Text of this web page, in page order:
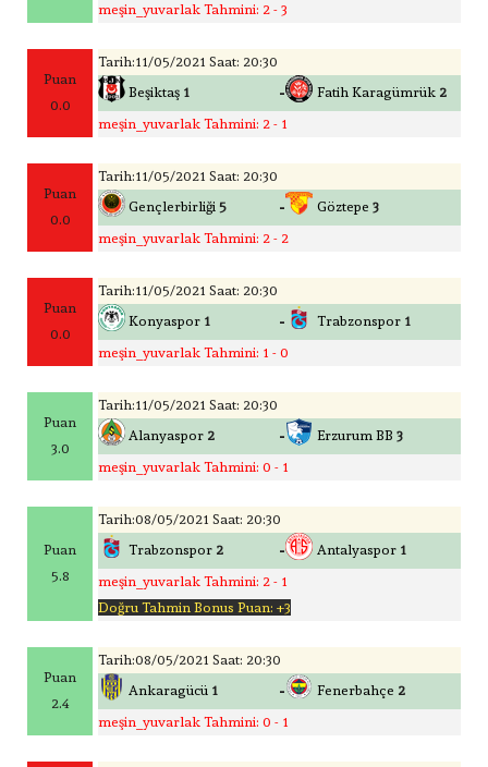
meşin_yuvarlak Tahmini: 2 - 3
Puan
0.0
Tarih:11/05/2021 Saat: 20:30
Beşiktaş 1 - Fatih Karagümrük 2
meşin_yuvarlak Tahmini: 2 - 1
Puan
0.0
Tarih:11/05/2021 Saat: 20:30
Gençlerbirliği 5 - Göztepe 3
meşin_yuvarlak Tahmini: 2 - 2
Puan
0.0
Tarih:11/05/2021 Saat: 20:30
Konyaspor 1 - Trabzonspor 1
meşin_yuvarlak Tahmini: 1 - 0
Puan
3.0
Tarih:11/05/2021 Saat: 20:30
Alanyaspor 2 - Erzurum BB 3
meşin_yuvarlak Tahmini: 0 - 1
Puan
5.8
Tarih:08/05/2021 Saat: 20:30
Trabzonspor 2 - Antalyaspor 1
meşin_yuvarlak Tahmini: 2 - 1
Doğru Tahmin Bonus Puan: +3
Puan
2.4
Tarih:08/05/2021 Saat: 20:30
Ankaragücü 1 - Fenerbahçe 2
meşin_yuvarlak Tahmini: 0 - 1